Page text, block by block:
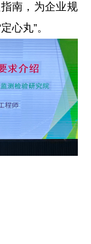
南，为企业规
心丸”。